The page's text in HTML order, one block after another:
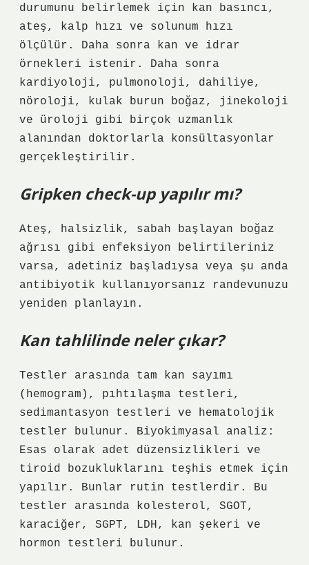
durumunu belirlemek için kan basıncı,
ateş, kalp hızı ve solunum hızı
ölçülür. Daha sonra kan ve idrar
örnekleri istenir. Daha sonra
kardiyoloji, pulmonoloji, dahiliye,
nöroloji, kulak burun boğaz, jinekoloji
ve üroloji gibi birçok uzmanlık
alanından doktorlarla konsültasyonlar
gerçekleştirilir.
Gripken check-up yapılır mı?
Ateş, halsizlik, sabah başlayan boğaz
ağrısı gibi enfeksiyon belirtileriniz
varsa, adetiniz başladıysa veya şu anda
antibiyotik kullanıyorsanız randevunuzu
yeniden planlayın.
Kan tahlilinde neler çıkar?
Testler arasında tam kan sayımı
(hemogram), pıhtılaşma testleri,
sedimantasyon testleri ve hematolojik
testler bulunur. Biyokimyasal analiz:
Esas olarak adet düzensizlikleri ve
tiroid bozukluklarını teşhis etmek için
yapılır. Bunlar rutin testlerdir. Bu
testler arasında kolesterol, SGOT,
karaciğer, SGPT, LDH, kan şekeri ve
hormon testleri bulunur.